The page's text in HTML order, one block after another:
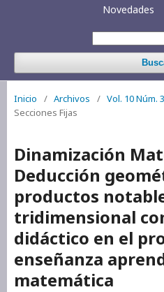
Novedades
Inicio / Archivos / Vol. 10 Núm.
Secciones Fijas
Dinamización
Deducción
productos
tridimensional
didáctico en el
enseñanza
matemática